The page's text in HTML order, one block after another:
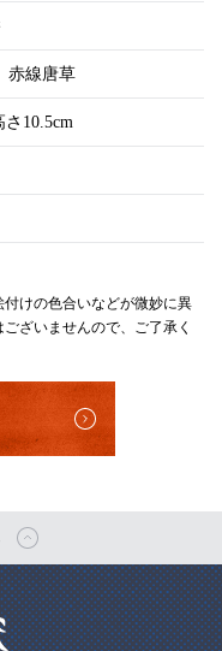
線唐草
10.5cm
けの色合いなどが微妙に異
ざいませんので、ご了承く